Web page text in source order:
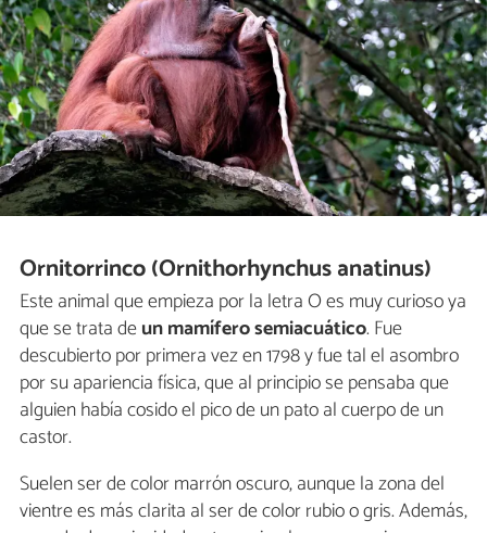
Ornitorrinco (Ornithorhynchus anatinus)
Este animal que empieza por la letra O es muy curioso ya
que se trata deun mamífero semiacuático. Fue
descubierto por primera vez en 1798 y fue tal el asombro
por su apariencia física, que al principio se pensaba que
alguien había cosido el pico de un pato al cuerpo de un
castor.
Suelen ser de color marrón oscuro, aunque la zona del
vientre es más clarita al ser de color rubio o gris. Además,